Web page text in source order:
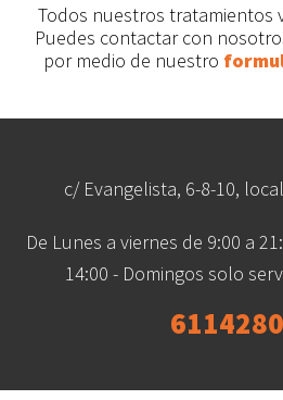
Todos nuestros tratamientos
Puedes contactar con
por medio de nuestro
c/ Evangelista, 6-8-10,
De Lunes a viernes de 9:00 a
14:00 - Domingos solo